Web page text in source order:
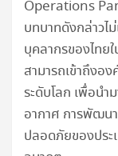
Operations
บทบาทดังกล่าวไ
บุคลากรของไทย
สามารถเข้าถึงอ
ระดับโลก เพื่อน
อากาศ การพัฒน
ปลอดภัยของประ